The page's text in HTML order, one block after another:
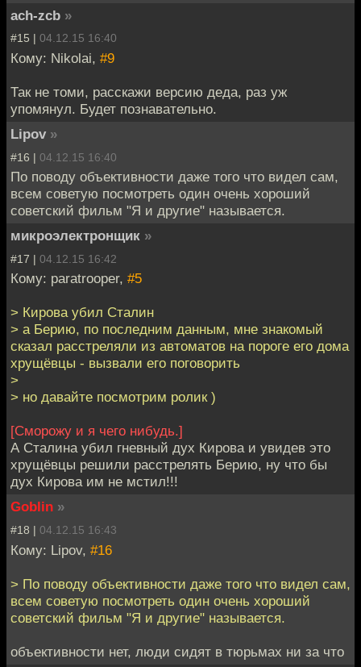
ach-zcb »
#15 | 04.12.15 16:40
Кому: Nikolai, #9
Так не томи, расскажи версию деда, раз уж
упомянул. Будет познавательно.
Lipov »
#16 | 04.12.15 16:40
По поводу объективности даже того что видел сам,
всем советую посмотреть один очень хороший
советский фильм "Я и другие" называется.
микроэлектронщик »
#17 | 04.12.15 16:42
Кому: paratrooper, #5
> Кирова убил Сталин
> а Берию, по последним данным, мне знакомый
сказал расстреляли из автоматов на пороге его дома
хрущёвцы - вызвали его поговорить
>
> но давайте посмотрим ролик )
[Сморожу и я чего нибудь.]
А Сталина убил гневный дух Кирова и увидев это
хрущёвцы решили расстрелять Берию, ну что бы
дух Кирова им не мстил!!!
Goblin »
#18 | 04.12.15 16:43
Кому: Lipov, #16
> По поводу объективности даже того что видел сам,
всем советую посмотреть один очень хороший
советский фильм "Я и другие" называется.
объективности нет, люди сидят в тюрьмах ни за что